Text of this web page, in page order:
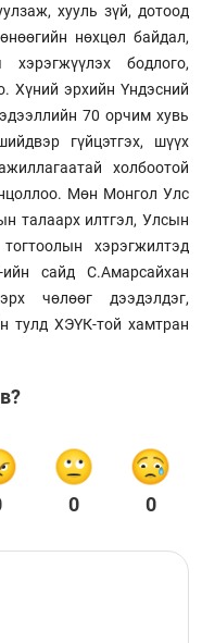
хууль зүй, дотоод
нөхцөл байдал,
бодлого,
Хүний эрхийн Үндэсний
70 орчим хувь
гүйцэтгэх, шүүх
холбоотой
Мөн Монгол Улс
талаарх илтгэл, Улсын
хэрэгжилтэд
сайд С.Амарсайхан
чөлөөг дээдэлдэг,
тулд ХЭҮК-той хамтран
0 0